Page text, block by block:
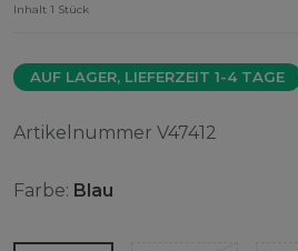
Inhalt 1 Stück
AUF LAGER, LIEFERZEIT 1-4 TAGE
Artikelnummer V47412
Farbe: Blau